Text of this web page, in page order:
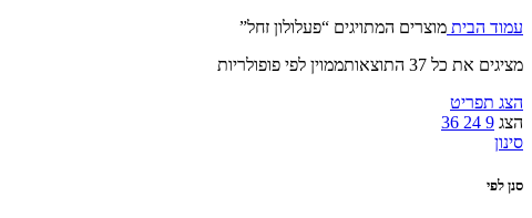
עמוד הבית מוצרים המתויגים “פעלולון זחל”
מציגים את כל ⁦37⁩ התוצאות
ממוין לפי פופולריות
הצג תפריט
הצג 9
24
36
סינון
סנן לפי